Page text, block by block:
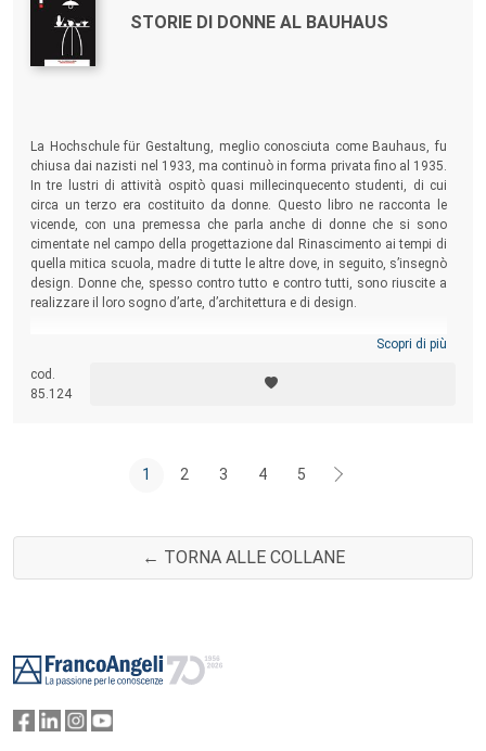
STORIE DI DONNE AL BAUHAUS
La Hochschule für Gestaltung, meglio conosciuta come Bauhaus, fu
chiusa dai nazisti nel 1933, ma continuò in forma privata fino al 1935.
In tre lustri di attività ospitò quasi millecinquecento studenti, di cui
circa un terzo era costituito da donne. Questo libro ne racconta le
vicende, con una premessa che parla anche di donne che si sono
cimentate nel campo della progettazione dal Rinascimento ai tempi di
quella mitica scuola, madre di tutte le altre dove, in seguito, s’insegnò
design. Donne che, spesso contro tutto e contro tutti, sono riuscite a
realizzare il loro sogno d’arte, d’architettura e di design.
Scopri di più
cod.
85.124
1 2 3 4 5
← TORNA ALLE COLLANE